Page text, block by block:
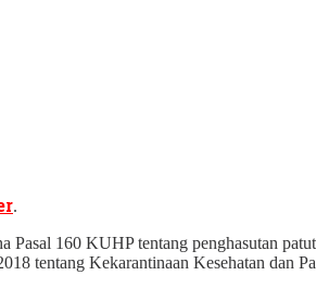
.
160 KUHP tentang penghasutan
tentang Kekarantinaan Kesehatan dan